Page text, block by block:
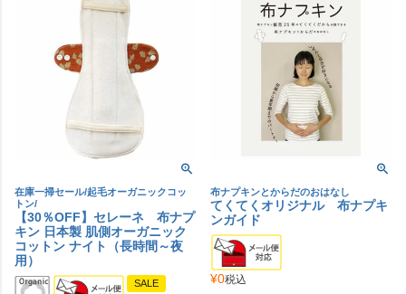
在庫一掃セール/起毛オーガニックコッ
トン/
【30％OFF】セレーネ 布ナプ
キン 日本製 肌側オーガニック
コットン ナイト（長時間～夜
用）
SALE
布ナプキンとからだのおはなし
てくてくオリジナル 布ナプキ
ンガイド
¥0税込